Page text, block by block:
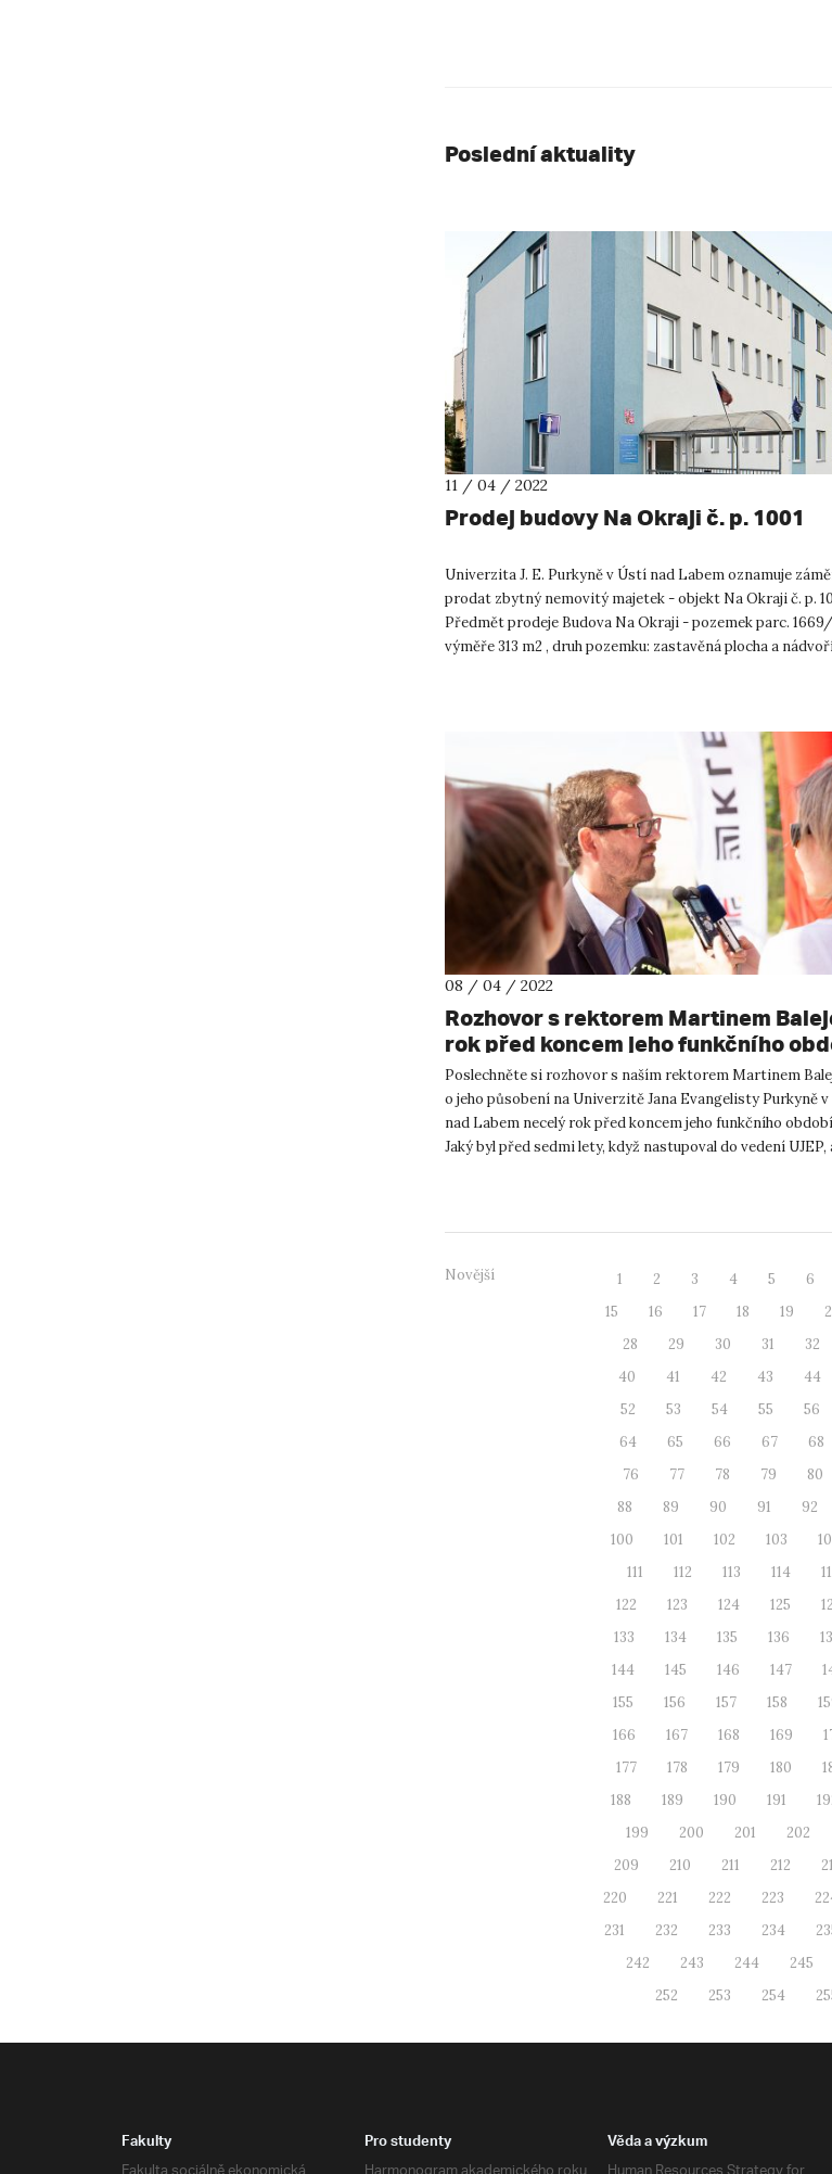
Poslední aktuality
11 / 04 / 2022
Prodej budovy Na Okraji č. p. 1001
Univerzita J. E. Purkyně v Ústí nad Labem oznamuje
prodat zbytný nemovitý majetek - objekt Na Okraji č. p.
Předmět prodeje Budova Na Okraji - pozemek parc.
výměře 313 m2 , druh pozemku: zastavěná plocha a
08 / 04 / 2022
Rozhovor s rektorem Martinem
rok před koncem jeho funkčního
Poslechněte si rozhovor s naším rektorem Martinem
o jeho působení na Univerzitě Jana Evangelisty Purkyně
nad Labem necelý rok před koncem jeho funkčního
Jaký byl před sedmi lety, když nastupoval do vedení UJEP,
Novější 1 2 3 4 5 6
15
16 17 18 19
28
29 30 31 32
40
41 42 43 44
52
53 54 55 56
64
65 66 67 68
76
77 78 79 80
88
89 90 91 92
100
101 102 103
111
112 113 114
122
123 124 125
133
134 135 136
144
145 146 147
155
156 157 158
166
167 168 169
177
178 179 180
188
189 190 191
199
200 201 202
209
210 211 212
220
221 222 223
231
232 233 234
242
243 244 245
252
253 254
Fakulty Pro studenty Věda a výzkum